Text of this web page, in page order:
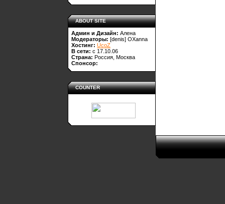
ABOUT SITE
Админ и Дизайн: Алена
Модераторы: [denis] OXanna
Хостинг: UcoZ
В сети: с 17.10.06
Страна: Россия, Москва
Спонсор:
COUNTER